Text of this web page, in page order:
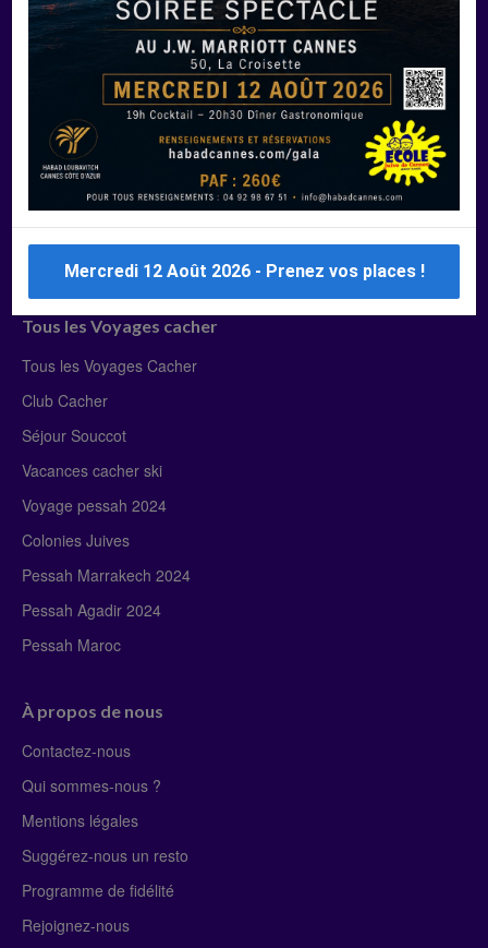
Manger Cacher
Liste des restaurants cacher
Restaurants cacher à Paris
Restaurants cacher à Deauville
Restaurants cacher à Lyon
Restaurants cacher à Marseille
Restaurants cacher Dubaï
Tous les Voyages cacher
Tous les Voyages Cacher
Club Cacher
Séjour Souccot
Vacances cacher ski
Voyage pessah 2024
Colonies Juives
Pessah Marrakech 2024
Pessah Agadir 2024
Pessah Maroc
À propos de nous
Contactez-nous
Qui sommes-nous ?
Mentions légales
Suggérez-nous un resto
Programme de fidélité
Rejoignez-nous
Mercredi 12 Août 2026 - Prenez vos places !